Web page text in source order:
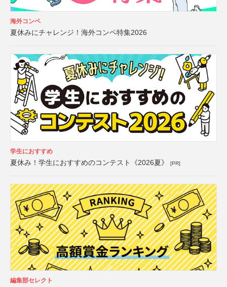
海外コンペ
夏休みにチャレンジ！海外コンペ特集2026
学生におすすめ
夏休み！学生におすすめのコンテスト《2026夏》 [PR]
編集部セレクト